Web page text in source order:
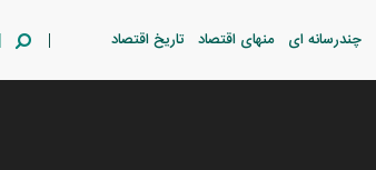
چندرسانه ای منهای اقتصاد تاریخ اقتصاد